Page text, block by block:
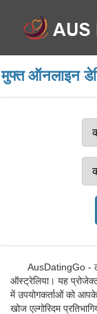
मुफ्त ऑनलाइन
AusDatingGo -
ऑस्ट्रेलिया। यह
में उपयोगकर्ताओं को
खोज एल्गोरिदम